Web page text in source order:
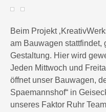
Beim Projekt
am Bauwagen stattfindet,
Gestaltung. Hier wird
Jeden Mittwoch und
öffnet unser Bauwagen,
Spaemannshof“ in
unseres Faktor Ruhr